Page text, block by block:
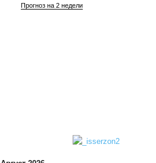
Прогноз на 2 недели